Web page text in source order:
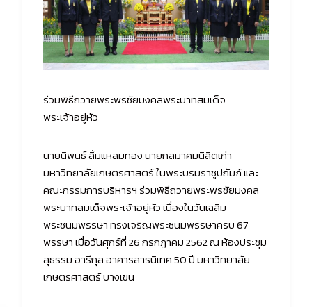
ร่วมพิธีถวายพระพรชัยมงคลพระบาทสมเด็จ
พระเจ้าอยู่หัว
นายนิพนธ์ ลิ้มแหลมทอง นายกสมาคมนิสิตเก่า
มหาวิทยาลัยเกษตรศาสตร์ ในพระบรมราชูปถัมภ์ และ
คณะกรรมการบริหารฯ ร่วมพิธีถวายพระพรชัยมงคล
พระบาทสมเด็จพระเจ้าอยู่หัว เนื่องในวันเฉลิม
พระชนมพรรษา ทรงเจริญพระชนมพรรษาครบ 67
พรรษา เมื่อวันศุกร์ที่ 26 กรกฎาคม 2562 ณ ห้องประชุม
สุธรรม อารีกุล อาคารสารนิเทศ 50 ปี มหาวิทยาลัย
เกษตรศาสตร์ บางเขน